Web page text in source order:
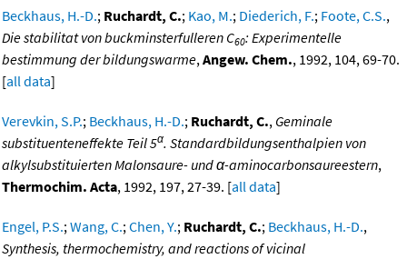
Beckhaus, H.-D.; Ruchardt, C.; Kao, M.; Diederich, F.; Foote, C.S.,
Die stabilitat von buckminsterfulleren C60: Experimentelle
bestimmung der bildungswarme,Angew. Chem., 1992, 104, 69-70.
[all data]
Verevkin, S.P.; Beckhaus, H.-D.; Ruchardt, C., Geminale
substituenteneffekte Teil 5α. Standardbildungsenthalpien von
alkylsubstituierten Malonsaure- und α-aminocarbonsaureestern,
Thermochim. Acta, 1992, 197, 27-39. [all data]
Engel, P.S.;Wang, C.;Chen, Y.; Ruchardt, C.; Beckhaus, H.-D.,
Synthesis, thermochemistry, and reactions of vicinal